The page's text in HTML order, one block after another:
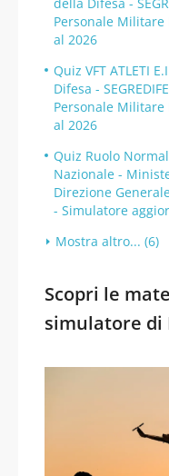
Personale
al 2026
Quiz VFT ATLETI
Difesa -
Personale
al 2026
Quiz Ruolo
Nazionale -
Direzione
- Simulatore
Mostra altro... (6)
Scopri le
simulatore di